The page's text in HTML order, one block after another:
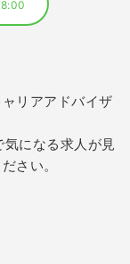
リアアドバイザ
になる求人が見
さい。